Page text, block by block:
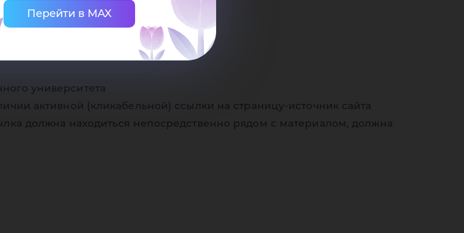
Перейти в MAX
университета
активной (кликабельной) ссылки на страницу-источник сайта
должна находиться непосредственно рядом с материалом, должна